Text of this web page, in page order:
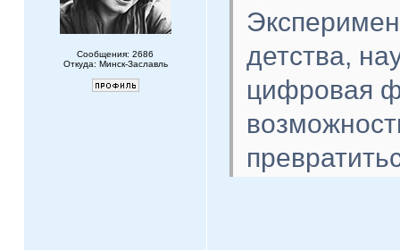
Сообщения: 2686
Откуда: Минск-Заславль
детства,
цифровая